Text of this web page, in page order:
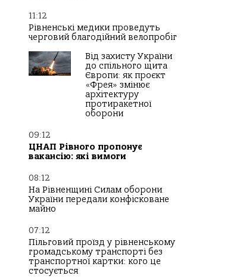
11:12
Рівненські медики проведуть
черговий благодійний велопробіг
Від захисту України
до спільного щита
Європи: як проєкт
«Фрея» змінює
архітектуру
протиракетної
оборони
09:12
ЦНАП Рівного пропонує
вакансію: які вимоги
08:12
На Рівненщині Силам оборони
України передали конфісковане
майно
07:12
Пільговий проїзд у рівненському
громадському транспорті без
транспортної картки: кого це
стосується